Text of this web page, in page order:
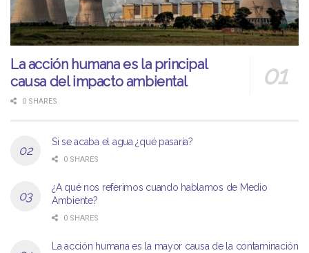
La acción humana es la principal
causa del impacto ambiental
0 SHARES
Si se acaba el agua ¿qué pasaría?
0 SHARES
¿A qué nos referimos cuando hablamos de Medio
Ambiente?
0 SHARES
La acción humana es la mayor causa de la contaminación